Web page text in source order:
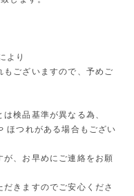
より
ございますので、予めご
検品基準が異なる為、
ほつれがある場合もござい
が、お早めにご連絡をお願
きますのでご安心くださ